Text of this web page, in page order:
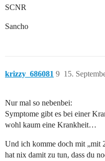
SCNR
Sancho
krizzy_686081 15.
9
Nur mal so nebenbei:
Symptome gibt es bei einer
wohl kaum eine Krankheit…
Und ich komme doch mit „mit
hat nix damit zu tun, dass du